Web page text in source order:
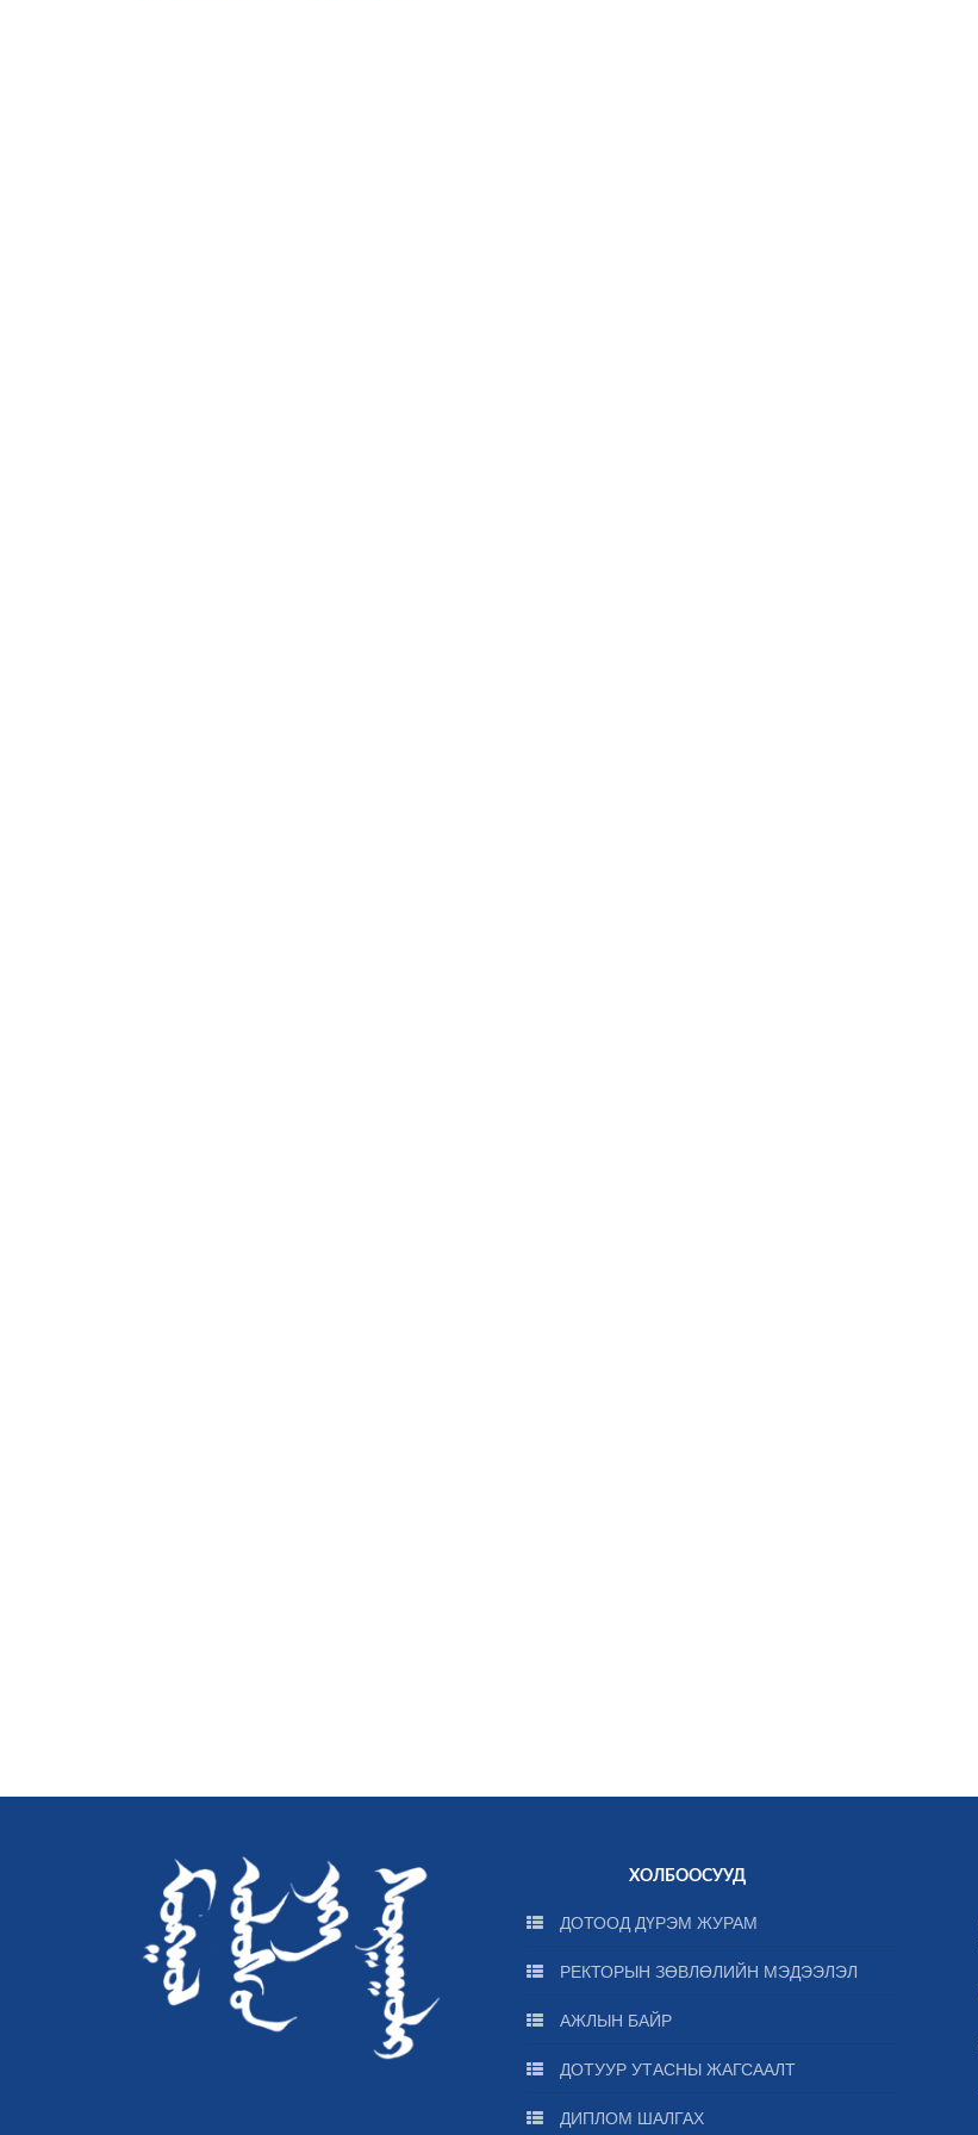
ХОЛБООСУУД
ДОТООД ДҮРЭМ ЖУРАМ
РЕКТОРЫН ЗӨВЛӨЛИЙН МЭДЭЭЛЭЛ
АЖЛЫН БАЙР
ДОТУУР УТАСНЫ ЖАГСААЛТ
ДИПЛОМ ШАЛГАХ